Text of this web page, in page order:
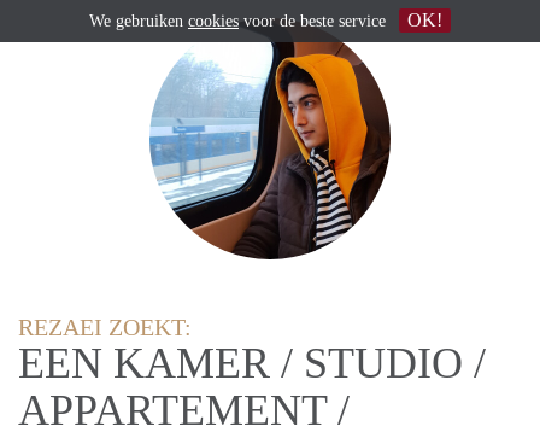
REZAEI ZOEKT:
EEN KAMER / STUDIO /
APPARTEMENT /
We gebruiken cookiesvoor de beste service OK!